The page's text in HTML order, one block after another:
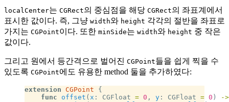
localCenter는 CGRect의 중심점을 해당 CGRect의 좌표계에서
표시한 값이다. 즉, 그냥 width와 height 각각의 절반을 좌표로
가지는 CGPoint이다. 또한 minSide는 width와 height 중 작은
값이다.
그리고 원에서 등간격으로 벌어진 CGPoint들을 쉽게 찍을 수
있도록 CGPoint에도 유용한 method 둘을 추가하였다:
extension CGPoint {
    func
offset ( x : CGFloat = 0 , y : CGFloat = 0 )
->